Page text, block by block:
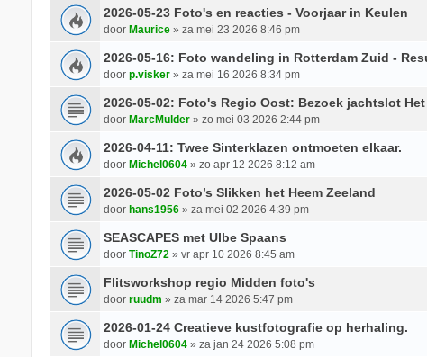
2026-05-23 Foto's en reacties - Voorjaar in Keulen
door Maurice» za mei 23 2026 8:46 pm
2026-05-16: Foto wandeling in Rotterdam Zuid -
door p.visker» za mei 16 2026 8:34 pm
2026-05-02: Foto's Regio Oost: Bezoek jachtslot
door MarcMulder» zo mei 03 2026 2:44 pm
2026-04-11: Twee Sinterklazen ontmoeten elkaar.
door Michel0604» zo apr 12 2026 8:12 am
2026-05-02 Foto’s Slikken het Heem Zeeland
door hans1956» za mei 02 2026 4:39 pm
SEASCAPES met Ulbe Spaans
door TinoZ72» vr apr 10 2026 8:45 am
Flitsworkshop regio Midden foto's
door ruudm » za mar 14 2026 5:47 pm
2026-01-24 Creatieve kustfotografie op herhaling.
door Michel0604» za jan 24 2026 5:08 pm